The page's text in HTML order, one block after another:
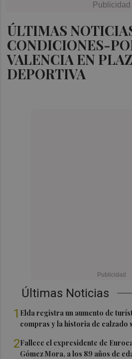
ÚLTIMAS
CONDICIONES-
VALENCIA EN
DEPORTIVA
Últimas Noticias
1 Elda registra un aumento de
compras y la historia de calzado
2Fallece el expresidente de
Gómez Mora, a los 89 años de